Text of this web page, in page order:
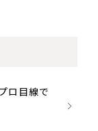
ロ目線で